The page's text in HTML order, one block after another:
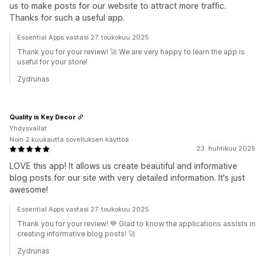
us to make posts for our website to attract more traffic.
Thanks for such a useful app.
Essential Apps vastasi 27. toukokuu 2025
Thank you for your review! 🚀 We are very happy to learn the app is
useful for your store!
Zydrunas
23. huhtikuu 2025
LOVE this app! It allows us create beautiful and informative
blog posts for our site with very detailed information. It's just
awesome!
Quality is Key Decor
Yhdysvallat
Noin 2 kuukautta sovelluksen käyttöä
Essential Apps vastasi 27. toukokuu 2025
Thank you for your review! 💙 Glad to know the applications assists in
creating informative blog posts! 🚀
Zydrunas